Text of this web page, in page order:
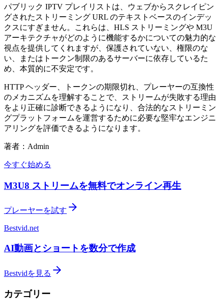
パブリック IPTV プレイリストは、ウェブからスクレイピン
グされたストリーミング URL のテキストベースのインデッ
クスにすぎません。これらは、HLS ストリーミングや M3U
アーキテクチャがどのように機能するかについての魅力的な
視点を提供してくれますが、保護されていない、権限のな
い、またはトークン制限のあるサーバーに依存しているた
め、本質的に不安定です。
HTTP ヘッダー、トークンの期限切れ、プレーヤーの互換性
のメカニズムを理解することで、ストリームが失敗する理由
をより正確に診断できるようになり、合法的なストリーミン
グプラットフォームを運営するために必要な堅牢なエンジニ
アリングを評価できるようになります。
著者：Admin
今すぐ始める
M3U8 ストリームを無料でオンライン再生
プレーヤーを試す
Bestvid.net
AI動画とショートを数分で作成
Bestvidを見る
カテゴリー